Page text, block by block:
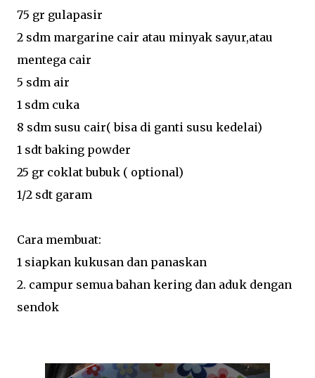
75 gr gulapasir
2 sdm margarine cair atau minyak sayur,atau
mentega cair
5 sdm air
1 sdm cuka
8 sdm susu cair( bisa di ganti susu kedelai)
1 sdt baking powder
25 gr coklat bubuk ( optional)
1/2 sdt garam
Cara membuat:
1 siapkan kukusan dan panaskan
2. campur semua bahan kering dan aduk dengan
sendok